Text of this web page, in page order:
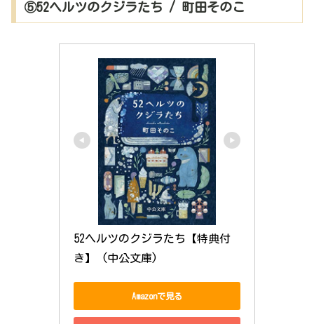
⑤52ヘルツのクジラたち / 町田そのこ
52ヘルツのクジラたち【特典付
き】 (中公文庫)
Amazonで見る